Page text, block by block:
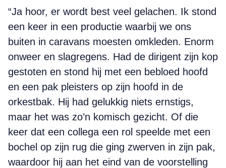
“Ja hoor, er wordt best veel gelachen. Ik stond
een keer in een productie waarbij we ons
buiten in caravans moesten omkleden. Enorm
onweer en slagregens. Had de dirigent zijn kop
gestoten en stond hij met een bebloed hoofd
en een pak pleisters op zijn hoofd in de
orkestbak. Hij had gelukkig niets ernstigs,
maar het was zo’n komisch gezicht. Of die
keer dat een collega een rol speelde met een
bochel op zijn rug die ging zwerven in zijn pak,
waardoor hij aan het eind van de voorstelling